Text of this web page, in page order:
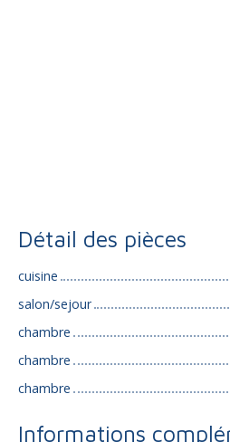
Détail des pièces
cuisine
salon/sejour
chambre
chambre
chambre
Informations